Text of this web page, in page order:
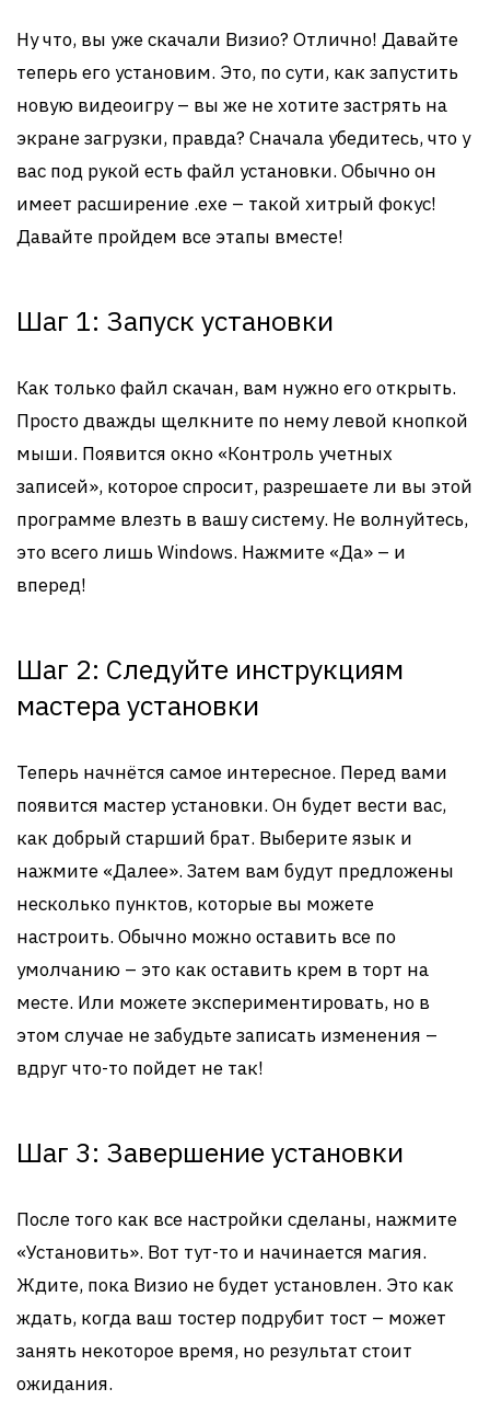
Ну что, вы уже скачали Визио? Отлично! Давайте
теперь его установим. Это, по сути, как запустить
новую видеоигру – вы же не хотите застрять на
экране загрузки, правда? Сначала убедитесь, что у
вас под рукой есть файл установки. Обычно он
имеет расширение .exe – такой хитрый фокус!
Давайте пройдем все этапы вместе!
Шаг 1: Запуск установки
Как только файл скачан, вам нужно его открыть.
Просто дважды щелкните по нему левой кнопкой
мыши. Появится окно «Контроль учетных
записей», которое спросит, разрешаете ли вы этой
программе влезть в вашу систему. Не волнуйтесь,
это всего лишь Windows. Нажмите «Да» – и
вперед!
Шаг 2: Следуйте инструкциям
мастера установки
Теперь начнётся самое интересное. Перед вами
появится мастер установки. Он будет вести вас,
как добрый старший брат. Выберите язык и
нажмите «Далее». Затем вам будут предложены
несколько пунктов, которые вы можете
настроить. Обычно можно оставить все по
умолчанию – это как оставить крем в торт на
месте. Или можете экспериментировать, но в
этом случае не забудьте записать изменения –
вдруг что-то пойдет не так!
Шаг 3: Завершение установки
После того как все настройки сделаны, нажмите
«Установить». Вот тут-то и начинается магия.
Ждите, пока Визио не будет установлен. Это как
ждать, когда ваш тостер подрубит тост – может
занять некоторое время, но результат стоит
ожидания.